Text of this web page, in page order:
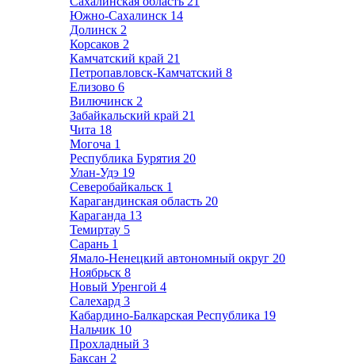
Южно-Сахалинск 14
Долинск 2
Корсаков 2
Камчатский край 21
Петропавловск-Камчатский 8
Елизово 6
Вилючинск 2
Забайкальский край 21
Чита 18
Могоча 1
Республика Бурятия 20
Улан-Удэ 19
Северобайкальск 1
Карагандинская область 20
Караганда 13
Темиртау 5
Сарань 1
Ямало-Ненецкий автономный округ 20
Ноябрьск 8
Новый Уренгой 4
Салехард 3
Кабардино-Балкарская Республика 19
Нальчик 10
Прохладный 3
Баксан 2